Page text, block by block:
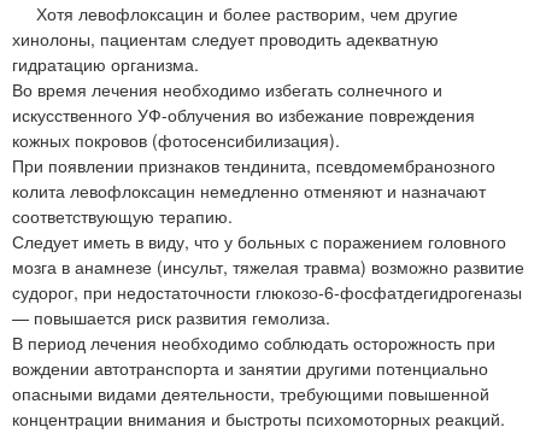
Хотя левофлоксацин и более растворим, чем другие
хинолоны, пациентам следует проводить адекватную
гидратацию организма.
Во время лечения необходимо избегать солнечного и
искусственного УФ-облучения во избежание повреждения
кожных покровов (фотосенсибилизация).
При появлении признаков тендинита, псевдомембранозного
колита левофлоксацин немедленно отменяют и назначают
соответствующую терапию.
Следует иметь в виду, что у больных с поражением головного
мозга в анамнезе (инсульт, тяжелая травма) возможно развитие
судорог, при недостаточности глюкозо-6-фосфатдегидрогеназы
— повышается риск развития гемолиза.
В период лечения необходимо соблюдать осторожность при
вождении автотранспорта и занятии другими потенциально
опасными видами деятельности, требующими повышенной
концентрации внимания и быстроты психомоторных реакций.